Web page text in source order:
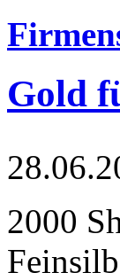
Gold
2000